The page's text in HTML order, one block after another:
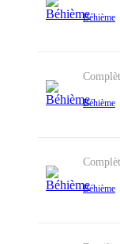
Béhième
Béhième
Béhième